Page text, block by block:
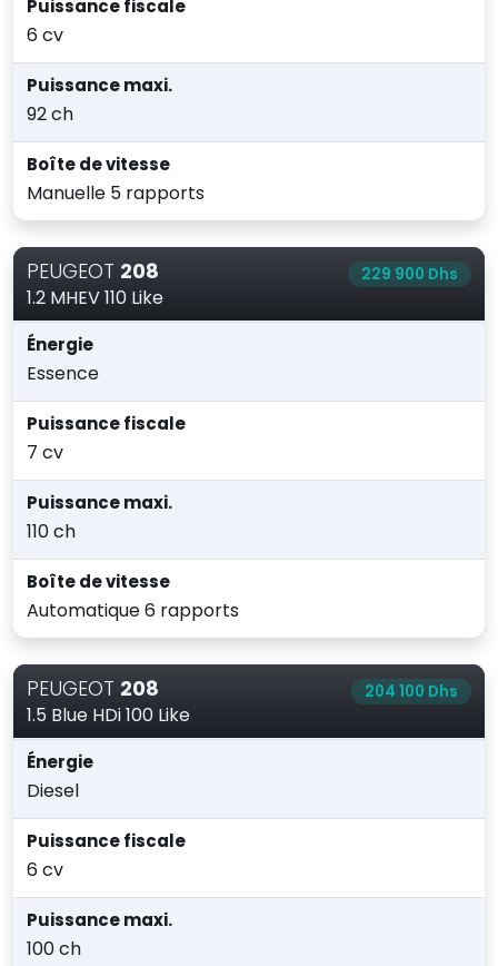
Puissance fiscale
6 cv
Puissance maxi.
92 ch
Boîte de vitesse
Manuelle 5 rapports
PEUGEOT 208
1.2 MHEV 110 Like
229 900 Dhs
Énergie
Essence
Puissance fiscale
7 cv
Puissance maxi.
110 ch
Boîte de vitesse
Automatique 6 rapports
PEUGEOT 208
1.5 Blue HDi 100 Like
204 100 Dhs
Énergie
Diesel
Puissance fiscale
6 cv
Puissance maxi.
100 ch